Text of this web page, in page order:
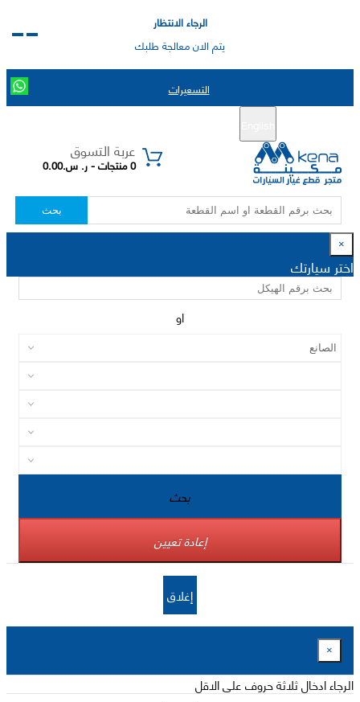
الرجاء الانتظار
يتم الان معالجة طلبك
التسعيرات
عربة التسوق
0 منتجات - ر. س.0.00
بحث
×
اختر سيارتك
او
بحث
إعادة تعيين
إغلاق
×
الرجاء ادخال ثلاثة حروف على الاقل